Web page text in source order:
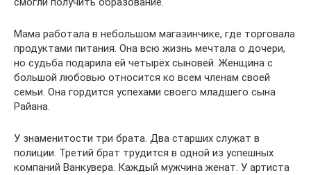
Мама работала в небольшом магазинчике, где торговала
продуктами питания. Она всю жизнь мечтала о дочери,
но судьба подарила ей четырёх сыновей. Женщина с
большой любовью относится ко всем членам своей
семьи. Она гордится успехами своего младшего сына
Райана.
У знаменитости три брата. Два старших служат в
полиции. Третий брат трудится в одной из успешных
компаний Ванкувера. Каждый мужчина женат. У артиста